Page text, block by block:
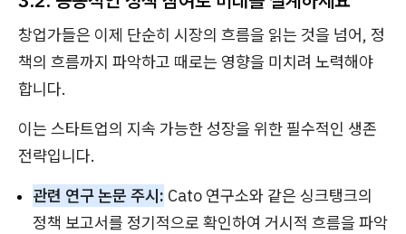
창업가들은 이제 단순히 시장의 흐름을 읽는 것을 넘어, 정
책의 흐름까지 파악하고 때로는 영향을 미치려 노력해야
합니다.
이는 스타트업의 지속 가능한 성장을 위한 필수적인 생존
전략입니다.
관련 연구 논문 주시: Cato 연구소와 같은 싱크탱크의
정책 보고서를 정기적으로 확인하여 거시적 흐름을 파악